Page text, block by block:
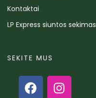
Kontaktai
LP Express siuntos sekimas
SEKITE MUS